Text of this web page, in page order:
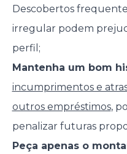
Descobertos
irregular podem
perfil;
Mantenha um bom
incumprimentos e
outros empréstimos,
penalizar futuras
Peça apenas o